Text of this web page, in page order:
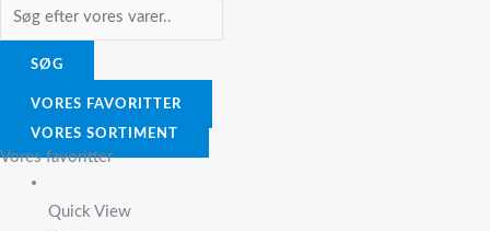
SØG
VORES FAVORITTER
VORES SORTIMENT
Vores favoritter
Quick View